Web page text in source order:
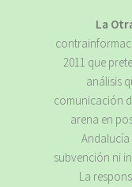
La
2011 que
análisis
comunicación
arena en
subvención ni
La